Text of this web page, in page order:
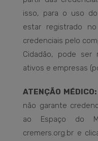
isso, para o uso
estar registrado
credenciais pelo
Cidadão, pode ser
ativos e empresas
ATENÇÃO MÉDICO:
não garante
ao Espaço do
cremers.org.br e